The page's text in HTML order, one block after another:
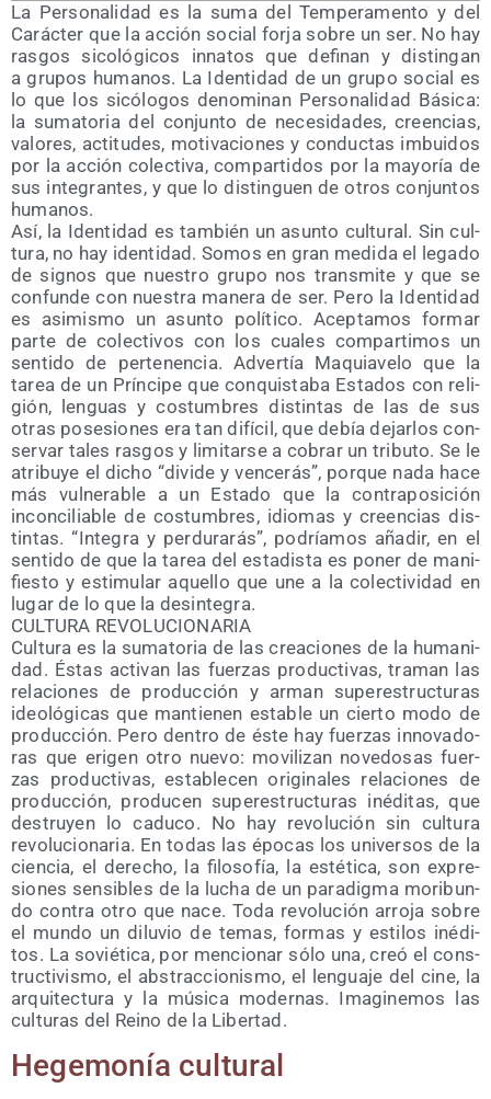
La Per­so­na­li­dad es la suma del Tem­pe­ra­men­to y del
Carác­ter que la acción social for­ja sobre un ser. No hay
ras­gos sico­ló­gi­cos inna­tos que defi­nan y dis­tin­gan
a gru­pos huma­nos. La Iden­ti­dad de un gru­po social es
lo que los sicó­lo­gos deno­mi­nan Per­so­na­li­dad Bási­ca:
la suma­to­ria del con­jun­to de nece­si­da­des, creen­cias,
valo­res, acti­tu­des, moti­va­cio­nes y con­duc­tas imbui­dos
por la acción colec­ti­va, com­par­ti­dos por la mayo­ría de
sus inte­gran­tes, y que lo dis­tin­guen de otros con­jun­tos
humanos.
Así, la Iden­ti­dad es tam­bién un asun­to cul­tu­ral. Sin cul­
tu­ra, no hay iden­ti­dad. Somos en gran medi­da el lega­do
de sig­nos que nues­tro gru­po nos trans­mi­te y que se
con­fun­de con nues­tra mane­ra de ser. Pero la Iden­ti­dad
es asi­mis­mo un asun­to polí­ti­co. Acep­ta­mos for­mar
par­te de colec­ti­vos con los cua­les com­par­ti­mos un
sen­ti­do de per­te­nen­cia. Adver­tía Maquia­ve­lo que la
tarea de un Prín­ci­pe que con­quis­ta­ba Esta­dos con reli­
gión, len­guas y cos­tum­bres dis­tin­tas de las de sus
otras pose­sio­nes era tan difí­cil, que debía dejar­los con­
ser­var tales ras­gos y limi­tar­se a cobrar un tri­bu­to. Se le
atri­bu­ye el dicho “divi­de y ven­ce­rás”, por­que nada hace
más vul­ne­ra­ble a un Esta­do que la con­tra­po­si­ción
incon­ci­lia­ble de cos­tum­bres, idio­mas y creen­cias dis­
tin­tas. “Inte­gra y per­du­ra­rás”, podría­mos aña­dir, en el
sen­ti­do de que la tarea del esta­dis­ta es poner de mani­
fies­to y esti­mu­lar aque­llo que une a la colec­ti­vi­dad en
lugar de lo que la desintegra.
CULTURA REVOLUCIONARIA
Cul­tu­ra es la suma­to­ria de las crea­cio­nes de la huma­ni­
dad. Éstas acti­van las fuer­zas pro­duc­ti­vas, tra­man las
rela­cio­nes de pro­duc­ción y arman super­es­truc­tu­ras
ideo­ló­gi­cas que man­tie­nen esta­ble un cier­to modo de
pro­duc­ción. Pero den­tro de éste hay fuer­zas inno­va­do­
ras que eri­gen otro nue­vo: movi­li­zan nove­do­sas fuer­
zas pro­duc­ti­vas, esta­ble­cen ori­gi­na­les rela­cio­nes de
pro­duc­ción, pro­du­cen super­es­truc­tu­ras iné­di­tas, que
des­tru­yen lo cadu­co. No hay revo­lu­ción sin cul­tu­ra
revo­lu­cio­na­ria. En todas las épo­cas los uni­ver­sos de la
cien­cia, el dere­cho, la filo­so­fía, la esté­ti­ca, son expre­
sio­nes sen­si­bles de la lucha de un para­dig­ma mori­bun­
do con­tra otro que nace. Toda revo­lu­ción arro­ja sobre
el mun­do un dilu­vio de temas, for­mas y esti­los iné­di­
tos. La sovié­ti­ca, por men­cio­nar sólo una, creó el cons­
truc­ti­vis­mo, el abs­trac­cio­nis­mo, el len­gua­je del cine, la
arqui­tec­tu­ra y la músi­ca moder­nas. Ima­gi­ne­mos las
cul­tu­ras del Rei­no de la Libertad.
Hege­mo­nía cultural